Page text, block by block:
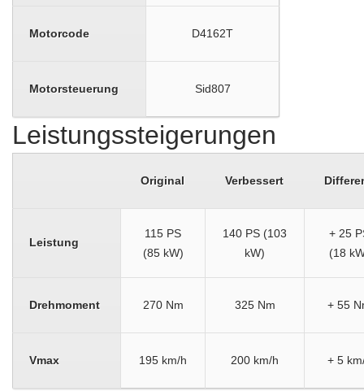
Motorcode D4162T
Motorsteuerung Sid807
Leistungssteigerungen
Original Verbessert
Leistung
115 PS
(85 kW)
140 PS (103
kW)
+ 25
(18
Drehmoment 270 Nm 325 Nm + 55
Vmax 195 km/h 200 km/h + 5